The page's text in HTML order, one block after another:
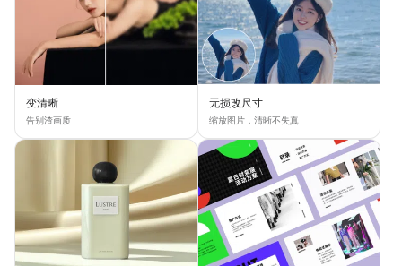
变清晰
告别渣画质
无损改尺寸
缩放图片，清晰不失真